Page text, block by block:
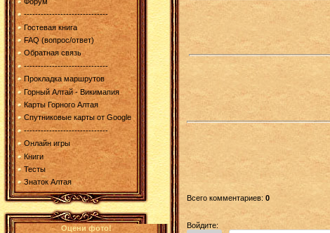
------------------------------
Гостевая книга
FAQ (вопрос/ответ)
Обратная связь
------------------------------
Прокладка маршрутов
Горный Алтай - Викимапия
Карты Горного Алтая
Спутниковые карты от Google
------------------------------
Онлайн игры
Книги
Тесты
Знаток Алтая
Оцени фото!
Всего комментариев: 0
Войдите: